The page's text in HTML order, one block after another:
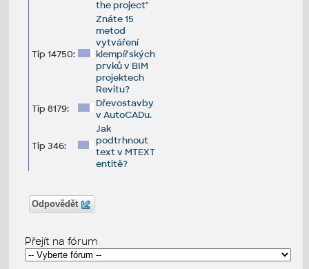
the project"
Tip 14750:
Znáte 15
metod
vytváření
klempířských
prvků v BIM
projektech
Revitu?
Tip 8179:
Dřevostavby
v AutoCADu.
Tip 346:
Jak
podtrhnout
text v MTEXT
entitě?
Odpovědět
Přejít na fórum